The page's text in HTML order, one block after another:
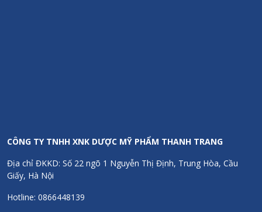
Hạn sử dụng ghi trên sản phẩm.
Thông tin thương hiệu
CÔNG TY TNHH XNK DƯỢC MỸ PHẨM THANH TRANG
Địa chỉ ĐKKD: Số 22 ngõ 1 Nguyễn Thị Định, Trung Hòa, Cầu
Giấy, Hà Nội
Hotline: 0866448139